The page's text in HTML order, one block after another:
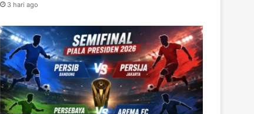
3 hari ago